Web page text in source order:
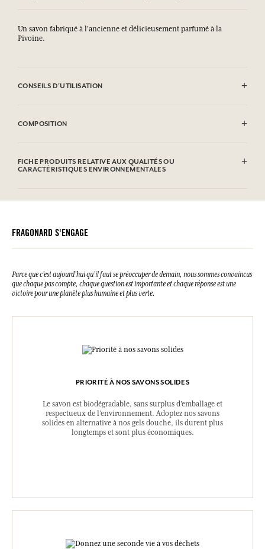
Un savon fabriqué à l'ancienne et délicieusement parfumé à la
Pivoine.
CONSEILS D'UTILISATION
COMPOSITION
(Fragrance), Glycerin, Sodium Chloride, Sodium Hydroxide,
Etidronic Acid, Hexyl Cinnamal, Citronellol, Alpha-isomethyl
FICHE PRODUITS RELATIVE AUX QUALITÉS OU
CARACTÉRISTIQUES ENVIRONNEMENTALES
Veuillez consulter les qualités ou caractéristiques environnementales
FRAGONARD S'ENGAGE
Parce que c’est aujourd’hui qu’il faut se préoccuper de demain, nous sommes convaincus
que chaque pas compte, chaque question est importante et chaque réponse est une
victoire pour une planète plus humaine et plus verte.
PRIORITÉ À NOS SAVONS SOLIDES
Le savon est biodégradable, sans surplus d’emballage et
respectueux de l’environnement. Adoptez nos savons
solides en alternative à nos gels douche, ils durent plus
longtemps et sont plus économiques.